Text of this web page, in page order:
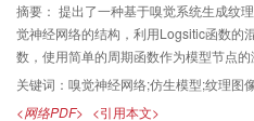
摘要： 提出了一种基于嗅觉系统生成纹
觉神经网络的结构，利用Logsitic函数的
数，使用简单的周期函数作为模型节点
机噪声来模拟脑在进行信息处理时的背
成丰富而多变的纹理图像，引入的随机
关键词： 嗅觉神经网络;仿生模型;纹理图
<网络PDF> <引用本文>